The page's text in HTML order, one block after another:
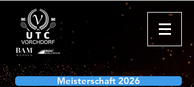
Meisterschaft 2026